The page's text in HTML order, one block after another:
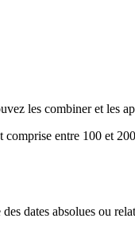
les combiner et les
entre 100 et
dates absolues ou